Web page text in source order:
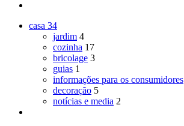
casa 34
jardim 4
cozinha 17
bricolage 3
guias 1
informações para os consumidores
decoração 5
notícias e media 2